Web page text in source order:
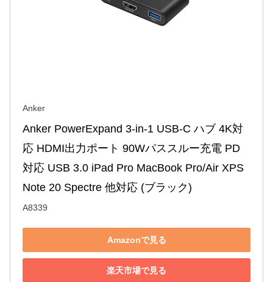
Anker
Anker PowerExpand 3-in-1 USB-C ハブ 4K対
応 HDMI出力ポート 90Wパススルー充電 PD
対応 USB 3.0 iPad Pro MacBook Pro/Air XPS
Note 20 Spectre 他対応 (ブラック)
A8339
Amazonで見る
楽天市場で見る